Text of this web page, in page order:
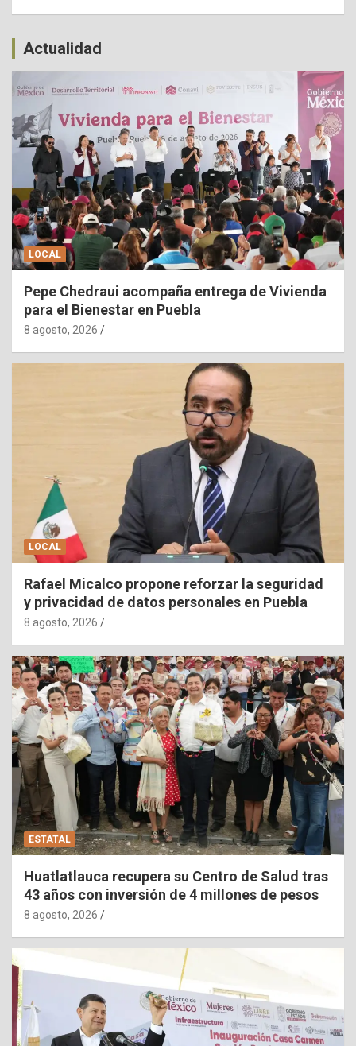
Actualidad
LOCAL
Pepe Chedraui acompaña entrega de Vivienda
para el Bienestar en Puebla
8 agosto, 2026
LOCAL
Rafael Micalco propone reforzar la seguridad
y privacidad de datos personales en Puebla
8 agosto, 2026
ESTATAL
Huatlatlauca recupera su Centro de Salud tras
43 años con inversión de 4 millones de pesos
8 agosto, 2026